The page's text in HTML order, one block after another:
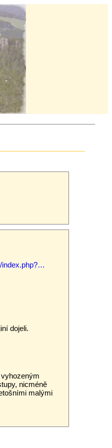
index.php?…
dojeli.
nicméně
malými